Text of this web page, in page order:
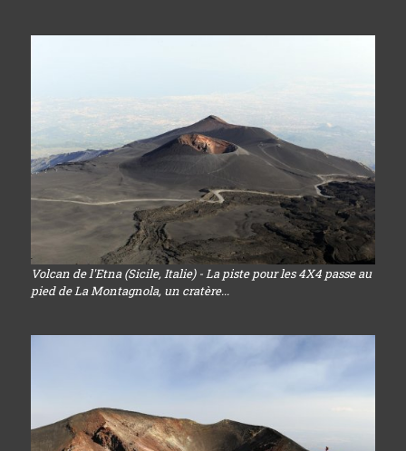
Volcan de l'Etna (Sicile, Italie) - La piste pour les 4X4 passe au
pied de La Montagnola, un cratère...